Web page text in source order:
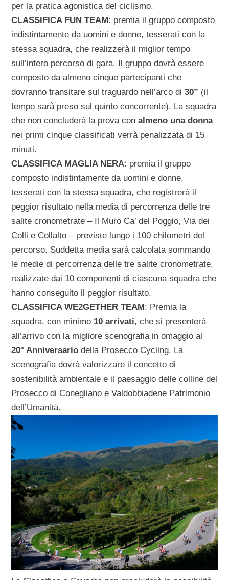
per la pratica agonistica del ciclismo.
CLASSIFICA FUN TEAM: premia il gruppo composto
indistintamente da uomini e donne, tesserati con la
stessa squadra, che realizzerà il miglior tempo
sull’intero percorso di gara. Il gruppo dovrà essere
composto da almeno cinque partecipanti che
dovranno transitare sul traguardo nell’arco di30’’ (il
tempo sarà preso sul quinto concorrente). La squadra
che non concluderà la prova conalmeno una donna
nei primi cinque classificati verrà penalizzata di 15
minuti.
CLASSIFICA MAGLIA NERA: premia il gruppo
composto indistintamente da uomini e donne,
tesserati con la stessa squadra, che registrerà il
peggior risultato nella media di percorrenza delle tre
salite cronometrate – Il Muro Ca’ del Poggio, Via dei
Colli e Collalto – previste lungo i 100 chilometri del
percorso. Suddetta media sarà calcolata sommando
le medie di percorrenza delle tre salite cronometrate,
realizzate dai 10 componenti di ciascuna squadra che
hanno conseguito il peggior risultato.
CLASSIFICA WE2GETHER TEAM: Premia la
squadra, con minimo 10 arrivati, che si presenterà
all’arrivo con la migliore scenografia in omaggio al
20° Anniversario della Prosecco Cycling. La
scenografia dovrà valorizzare il concetto di
sostenibilità ambientale e il paesaggio delle colline del
Prosecco di Conegliano e Valdobbiadene Patrimonio
dell’Umanità.